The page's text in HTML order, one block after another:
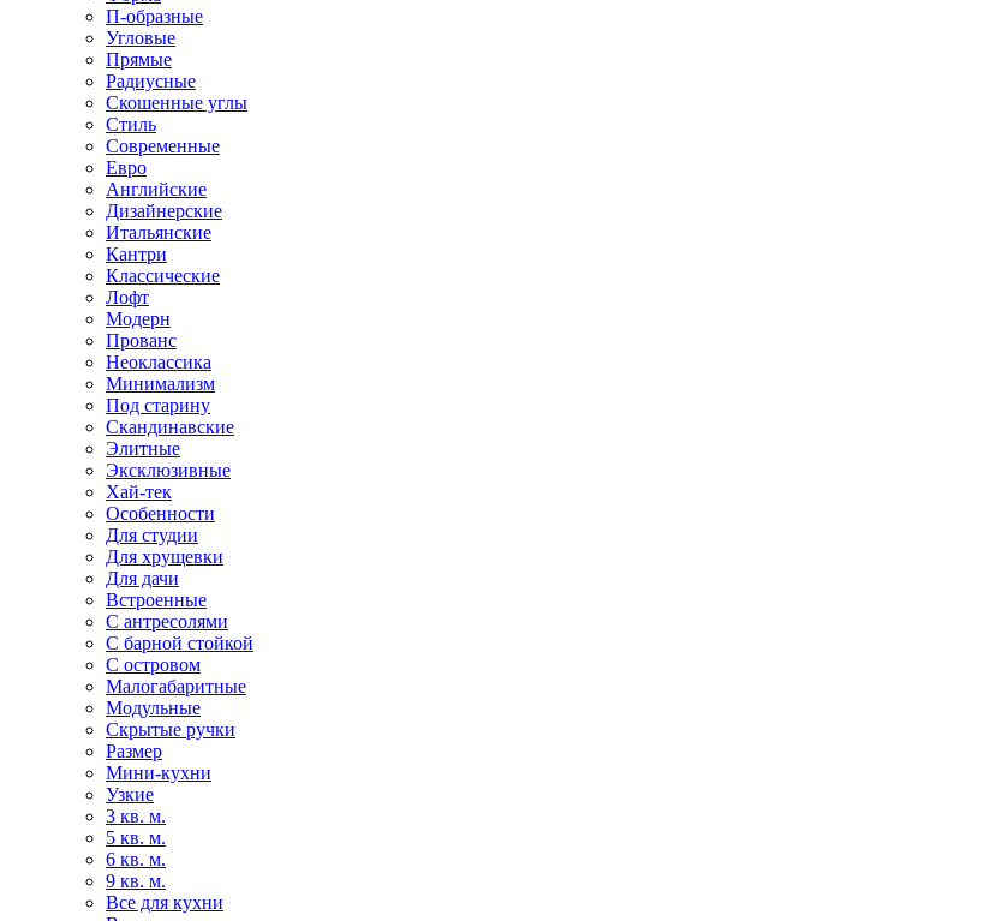
П-образные
Угловые
Прямые
Радиусные
Скошенные углы
Стиль
Современные
Евро
Английские
Дизайнерские
Итальянские
Кантри
Классические
Лофт
Модерн
Прованс
Неоклассика
Минимализм
Под старину
Скандинавские
Элитные
Эксклюзивные
Хай-тек
Особенности
Для студии
Для хрущевки
Для дачи
Встроенные
С антресолями
С барной стойкой
С островом
Малогабаритные
Модульные
Скрытые ручки
Размер
Мини-кухни
Узкие
3 кв. м.
5 кв. м.
6 кв. м.
9 кв. м.
Все для кухни